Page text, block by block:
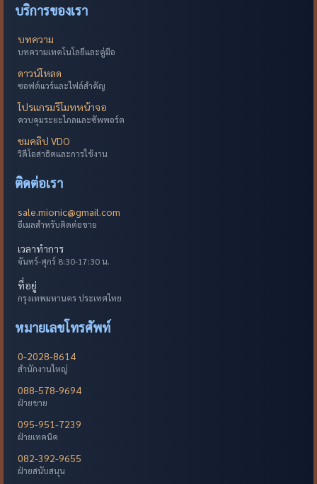
บริการของเรา
บทความ
บทความเทคโนโลยีและคู่มือ
ดาวน์โหลด
ซอฟต์แวร์และไฟล์สำคัญ
โปรแกรมรีโมทหน้าจอ
ควบคุมระยะไกลและซัพพอร์ต
ชมคลิป VDO
วิดีโอสาธิตและการใช้งาน
ติดต่อเรา
sale.mionic@gmail.com
อีเมลสำหรับติดต่อขาย
เวลาทำการ
จันทร์-ศุกร์ 8:30-17:30 น.
ที่อยู่
กรุงเทพมหานคร ประเทศไทย
หมายเลขโทรศัพท์
0-2028-8614
สำนักงานใหญ่
088-578-9694
ฝ่ายขาย
095-951-7239
ฝ่ายเทคนิค
082-392-9655
ฝ่ายสนับสนุน